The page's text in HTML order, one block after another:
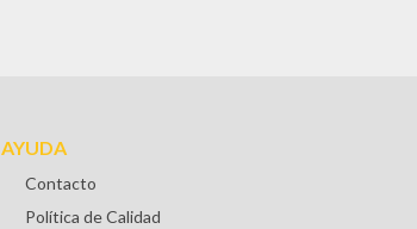
AYUDA
Contacto
Política de Calidad